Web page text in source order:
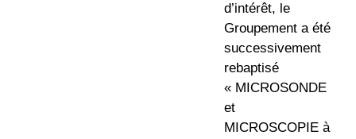
d’intérêt, le
Groupement a été
successivement
rebaptisé
« MICROSONDE
et
MICROSCOPIE à